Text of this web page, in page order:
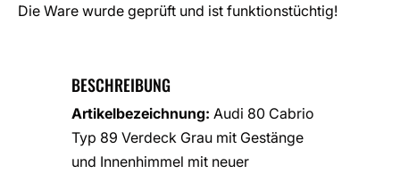
Die Ware wurde geprüft und ist funktionstüchtig!
BESCHREIBUNG
Artikelbezeichnung: Audi 80 Cabrio
Typ 89 Verdeck Grau mit Gestänge
und Innenhimmel mit neuer